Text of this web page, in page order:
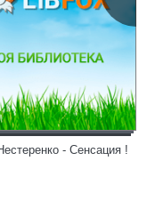
- Сенсация !